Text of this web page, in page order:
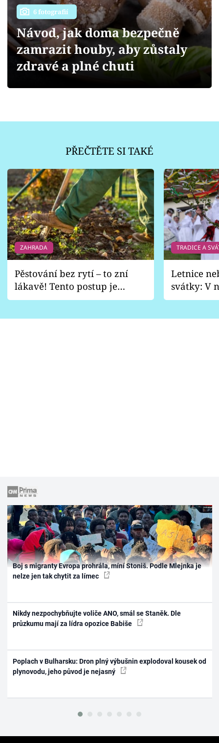
Přihlášení
Sledujte nás
6 fotografií
Návod, jak doma bezpečně
zamrazit houby, aby zůstaly
zdravé a plné chuti
PŘEČTĚTE SI TAKÉ
ZAHRADA
Pěstování bez rytí – to zní
lákavě! Tento postup je
vhodný jen pro některé
TRADICE A
Letnice
svátky: V
pondělí
Boj s migranty Evropa prohrála, míní Stoniš. Podle Mlejnka je
nelze jen tak chytit za límec
Nikdy nezpochybňujte voliče ANO, smál se Staněk. Dle
průzkumu mají za lídra opozice Babiše
Poplach v Bulharsku: Dron plný výbušnin explodoval kousek od
plynovodu, jeho původ je nejasný